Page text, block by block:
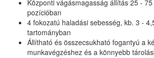
Központi vágásmagasság állítás 25 -
pozícióban
4 fokozatú haladási sebesség, kb. 3 -
tartományban
Állítható és összecsukható fogantyú a
munkavégzéshez és a könnyebb